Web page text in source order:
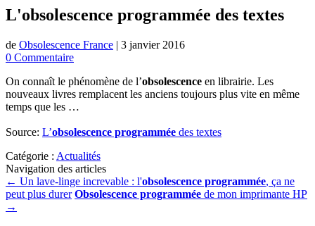
L'obsolescence programmée des textes
de Obsolescence France | 3 janvier 2016
0 Commentaire
On connaît le phénomène de l’obsolescence en librairie. Les
nouveaux livres remplacent les anciens toujours plus vite en même
temps que les …
Source: L’obsolescence programmée des textes
Catégorie : Actualités
Navigation des articles
← Un lave-linge increvable : l'obsolescence programmée, ça ne
peut plus durer Obsolescence programmée de mon imprimante HP
→